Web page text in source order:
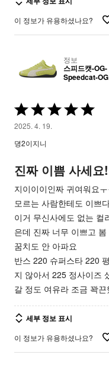
이 정보가 유용하셨나요?
정보
스피드캣-OG-
Speedcat-OG
5
중
평
가
됨
2025. 4. 19.
뎡2이지니
진짜 이쁨 사세
지이이이인짜 귀여워요
모르는 사람한테도 이쁘
이거 무신사에도 없는 컬
은데 진짜 너무 이쁘고
꿈치도 안 아파요
반스 220 슈퍼스타 220
지 않아서 225 정사이즈
갈 정도 여유라 조금 꽉끈
세부 정보 표시
이 정보가 유용하셨나요?